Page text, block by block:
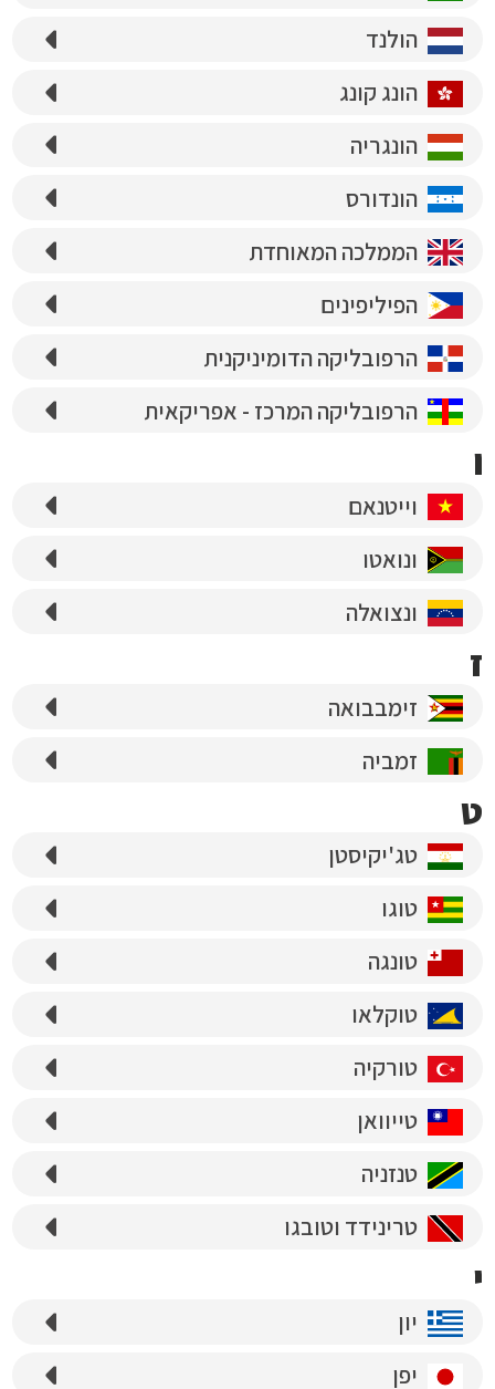
הולנד
הונג קונג
הונגריה
הונדורס
הממלכה המאוחדת
הפיליפינים
הרפובליקה הדומיניקנית
הרפובליקה המרכז - אפריקאית
ו
וייטנאם
ונואטו
ונצואלה
ז
זימבבואה
זמביה
ט
טג'יקיסטן
טוגו
טונגה
טוקלאו
טורקיה
טייוואן
טנזניה
טרינידד וטובגו
י
יון
יפן